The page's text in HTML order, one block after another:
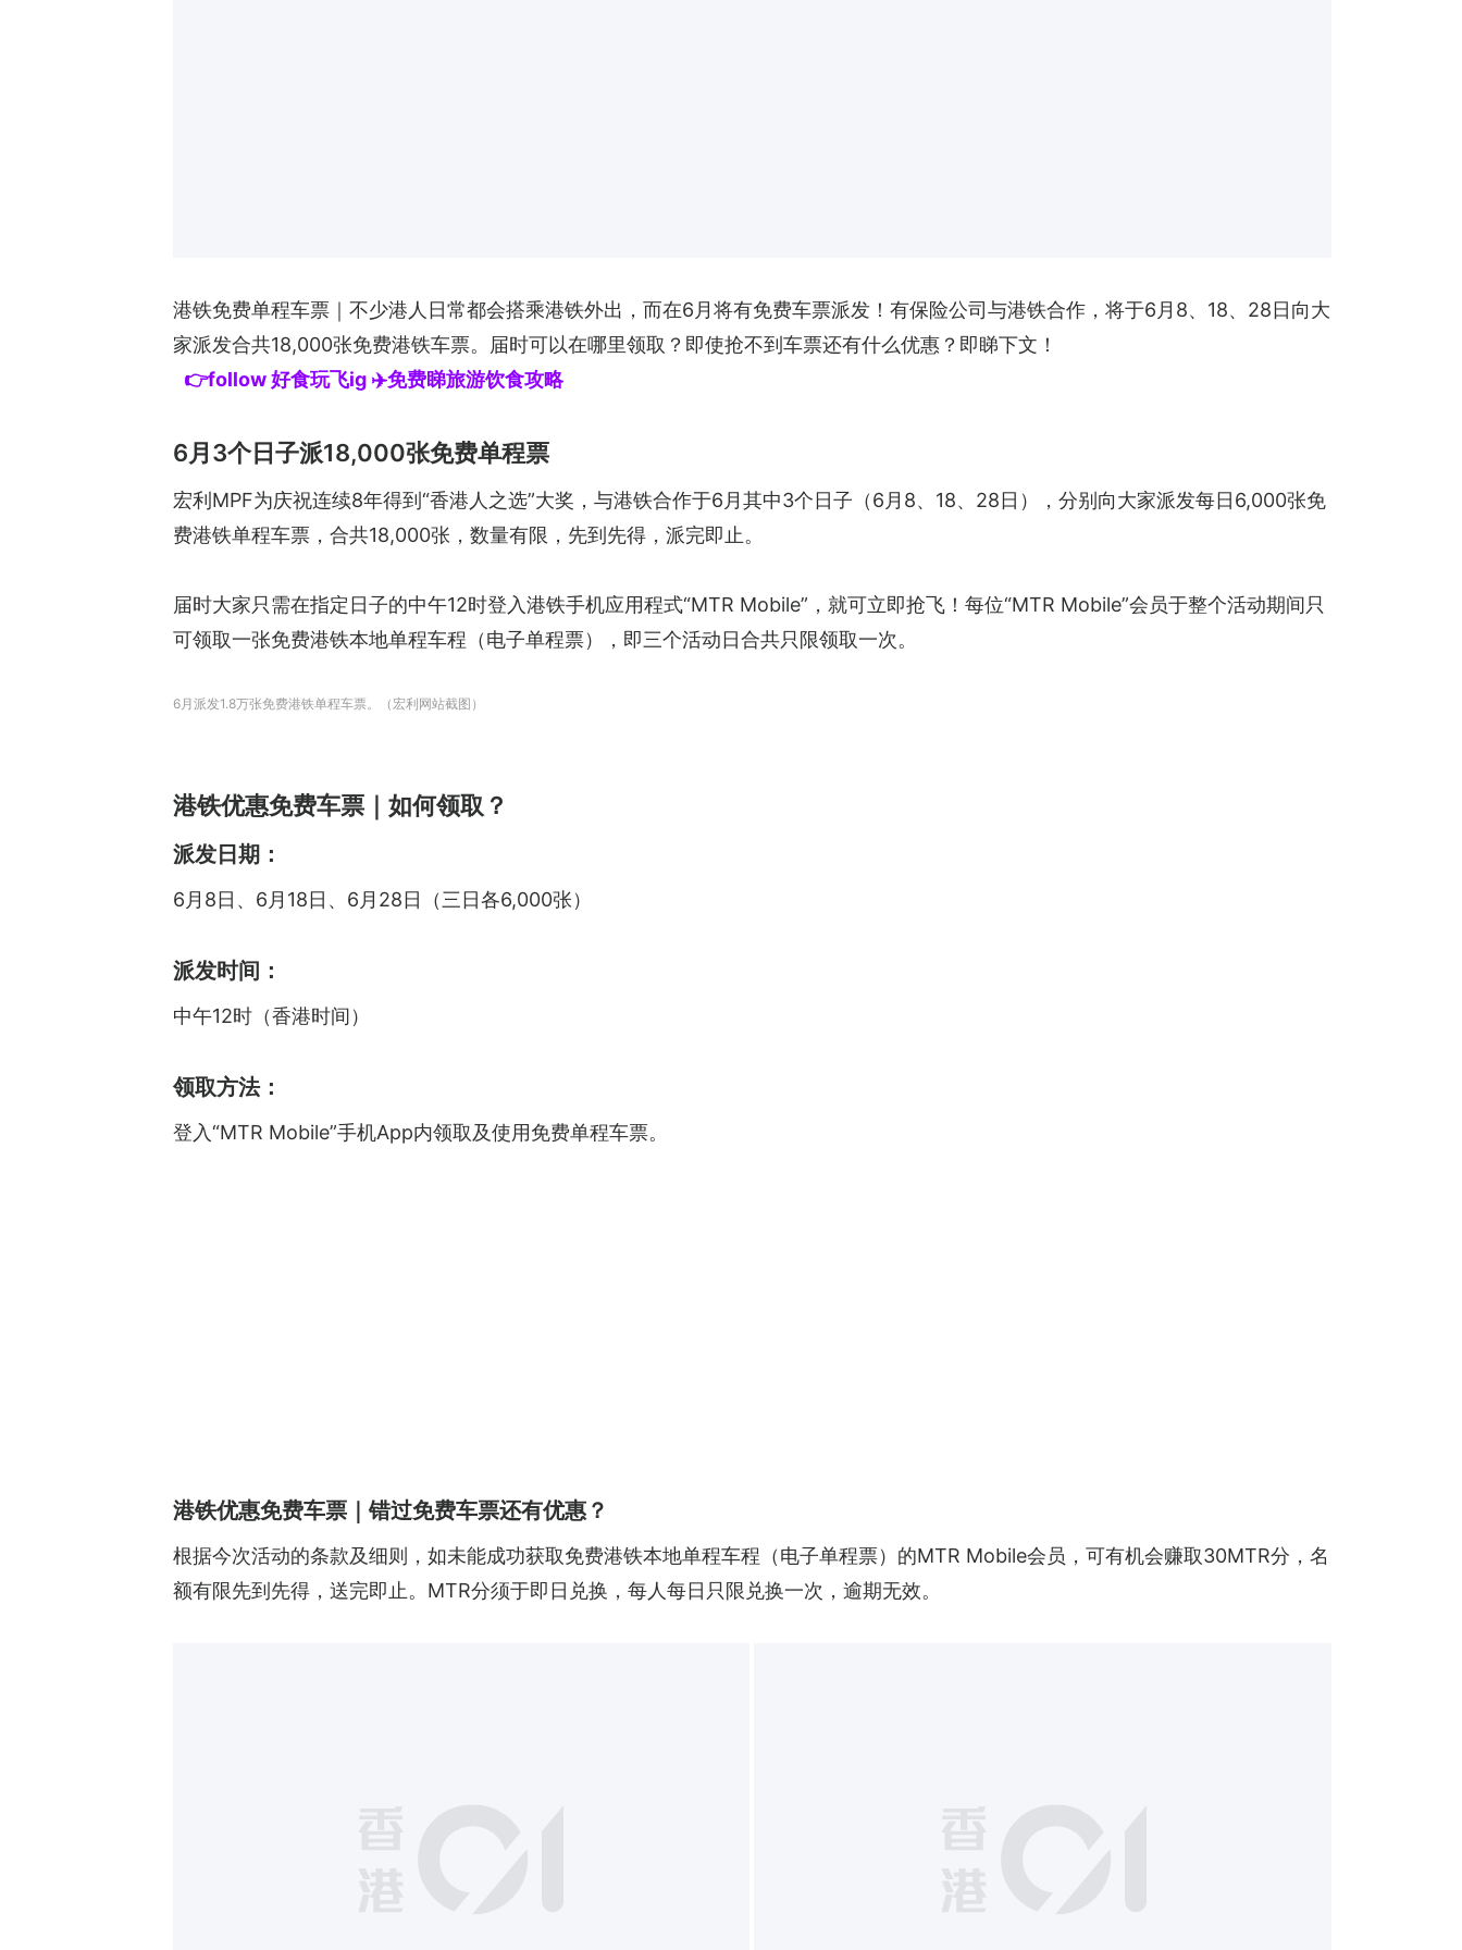
港铁免费单程车票｜不少港人日常都会搭乘港铁外出，而在6月将有免费车票派发！有保险公司与港铁合作，将于6月8、18、28日向大
家派发合共18,000张免费港铁车票。届时可以在哪里领取？即使抢不到车票还有什么优惠？即睇下文！
👉follow 好食玩飞ig ✈️免费睇旅游饮食攻略
6月3个日子派18,000张免费单程票
宏利MPF为庆祝连续8年得到“香港人之选”大奖，与港铁合作于6月其中3个日子（6月8、18、28日），分别向大家派发每日6,000张免
费港铁单程车票，合共18,000张，数量有限，先到先得，派完即止。
届时大家只需在指定日子的中午12时登入港铁手机应用程式“MTR Mobile”，就可立即抢飞！每位“MTR Mobile”会员于整个活动期间只
可领取一张免费港铁本地单程车程（电子单程票），即三个活动日合共只限领取一次。
6月派发1.8万张免费港铁单程车票。（宏利网站截图）
港铁优惠免费车票｜如何领取？
派发日期：
6月8日、6月18日、6月28日（三日各6,000张）
派发时间：
中午12时（香港时间）
领取方法：
登入“MTR Mobile”手机App内领取及使用免费单程车票。
港铁优惠免费车票｜错过免费车票还有优惠？
根据今次活动的条款及细则，如未能成功获取免费港铁本地单程车程（电子单程票）的MTR Mobile会员，可有机会赚取30MTR分，名
额有限先到先得，送完即止。MTR分须于即日兑换，每人每日只限兑换一次，逾期无效。